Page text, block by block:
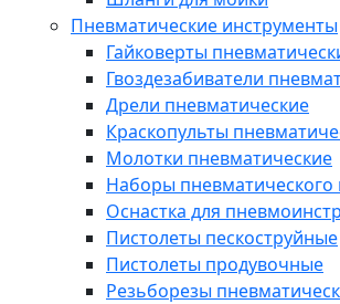
Пневматические инструменты
Гайковерты
Гвоздезабиватели
Дрели пневматические
Краскопульты
Молотки пневматические
Наборы пневматического
Оснастка для
Пистолеты пескоструйные
Пистолеты продувочные
Резьборезы